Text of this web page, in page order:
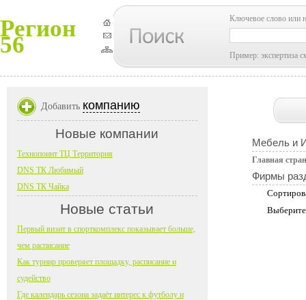
Регион
56
Ключевое слово или
Пример: экспертиза
Мебель и
Главная
Фирмы
Добавить компанию
Новые компании
Технопоинт ТЦ Территория
DNS ТК Любимый
DNS ТК Чайка
Новые статьи
Первый визит в спорткомплекс показывает больше,
чем расписание
Как турнир проверяет площадку, расписание и
судейство
Где календарь сезона задаёт интерес к футболу и